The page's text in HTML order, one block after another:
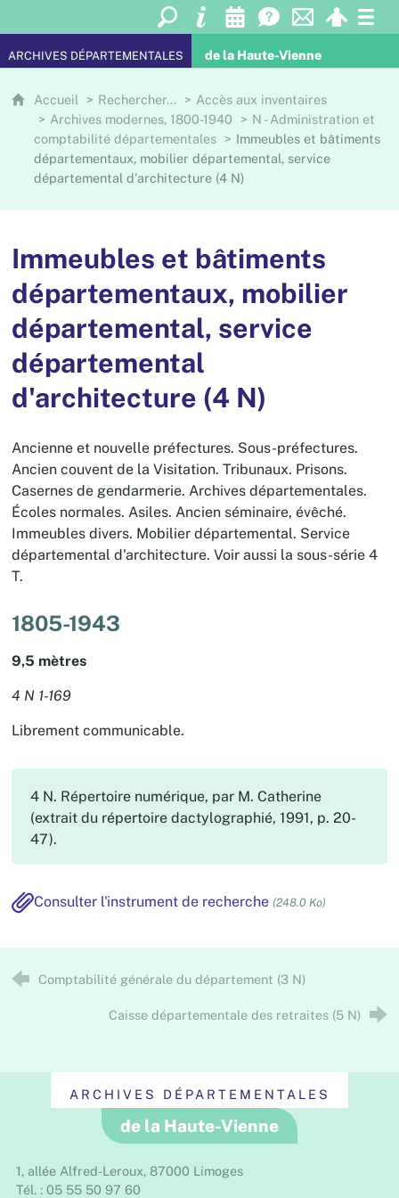
ARCHIVES DÉPARTEMENTALES de la Haute-Vienne
Accueil Rechercher…
Accès aux inventaires
Archives modernes, 1800-1940
N - Administration et
comptabilité départementales
Immeubles et bâtiments
départementaux, mobilier départemental, service
départemental d'architecture (4 N)
Immeubles et bâtiments
départementaux, mobilier
départemental, service
départemental
d'architecture (4 N)
Ancienne et nouvelle préfectures. Sous-préfectures.
Ancien couvent de la Visitation. Tribunaux. Prisons.
Casernes de gendarmerie. Archives départementales.
Écoles normales. Asiles. Ancien séminaire, évêché.
Immeubles divers. Mobilier départemental. Service
départemental d'architecture. Voir aussi la sous-série 4
T.
1805-1943
9,5 mètres
4 N 1-169
Librement communicable.
4 N. Répertoire numérique, par M. Catherine
(extrait du répertoire dactylographié, 1991, p. 20-
47).
Consulter l'instrument de recherche (248.0 Ko)
Comptabilité générale du département (3 N)
Caisse départementale des retraites (5 N)
ARCHIVES DÉPARTEMENTALES
de la Haute-Vienne
1, allée Alfred-Leroux, 87000 Limoges
Tél. : 05 55 50 97 60